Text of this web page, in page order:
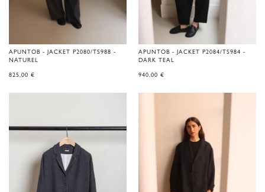
APUNTOB - JACKET P2080/TS988 -
NATUREL
825,00 €
APUNTOB - JACKET P2084/TS984 -
DARK TEAL
940,00 €